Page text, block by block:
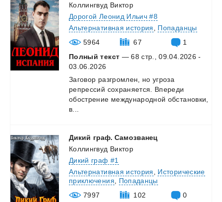
Коллингвуд Виктор
Дорогой Леонид Ильич #8
Альтернативная история
Попаданцы
5964
67
1
Полный текст — 68 стр., 09.04.2026 -
03.06.2026
Заговор разгромлен, но угроза
репрессий сохраняется. Впереди
обострение международной обстановки,
в...
Дикий граф. Самозванец
Коллингвуд Виктор
Дикий граф #1
Альтернативная история
Исторические
приключения
Попаданцы
7997
102
0